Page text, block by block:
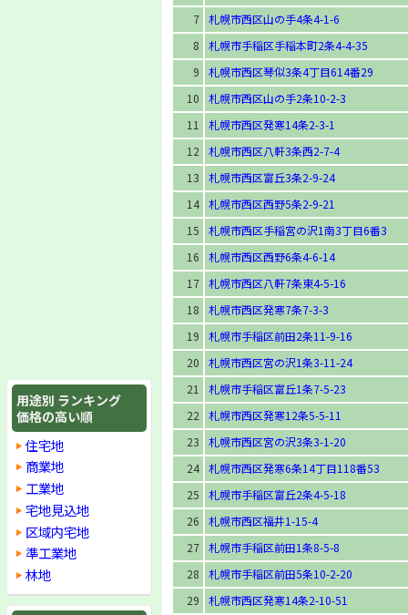
用途別 ランキング
価格の高い順
住宅地
商業地
工業地
宅地見込地
区域内宅地
準工業地
林地
7 札幌市西区山の手4条4-1-6
8
札幌市手稲区手稲本町2条4-4-35
9
札幌市西区琴似3条4丁目614番29
10
札幌市西区山の手2条10-2-3
11
札幌市西区発寒14条2-3-1
12
札幌市西区八軒3条西2-7-4
13
札幌市西区富丘3条2-9-24
14 札幌市西区西野5条2-9-21
15
札幌市西区手稲宮の沢1南3丁目6番3
16
札幌市西区西野6条4-6-14
17 札幌市西区八軒7条東4-5-16
18
札幌市西区発寒7条7-3-3
19
札幌市手稲区前田2条11-9-16
20
札幌市西区宮の沢1条3-11-24
21
札幌市手稲区富丘1条7-5-23
22
札幌市西区発寒12条5-5-11
23
札幌市西区宮の沢3条3-1-20
24 札幌市西区発寒6条14丁目118番53
25
札幌市手稲区富丘2条4-5-18
26
札幌市西区福井1-15-4
27 札幌市手稲区前田1条8-5-8
28
札幌市手稲区前田5条10-2-20
29
札幌市西区発寒14条2-10-51